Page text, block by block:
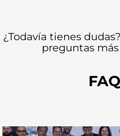
¿Todavía tienes
preguntas